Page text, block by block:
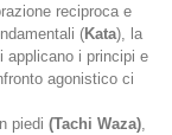
reciproca e
(Kata), la
applicano i principi e
agonistico ci
piedi (Tachi Waza)